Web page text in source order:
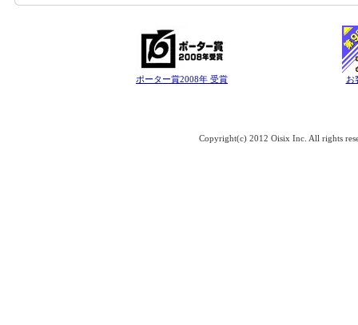
ポーター賞2008年 受賞 お
Copyright(c) 2012 Oisix Inc. All rights